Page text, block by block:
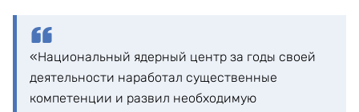
«Национальный ядерный центр за годы своей
деятельности наработал существенные
компетенции и развил необходимую